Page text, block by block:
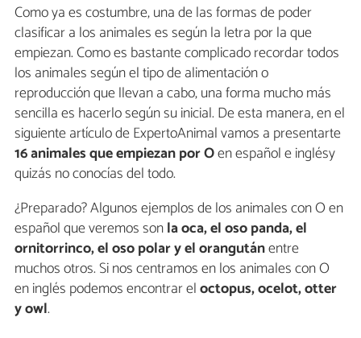
Como ya es costumbre, una de las formas de poder
clasificar a los animales es según la letra por la que
empiezan. Como es bastante complicado recordar todos
los animales según el tipo de alimentación o
reproducción que llevan a cabo, una forma mucho más
sencilla es hacerlo según su inicial. De esta manera, en el
siguiente artículo de ExpertoAnimal vamos a presentarte
16 animales que empiezan porOen español e inglésy
quizás no conocías del todo.
¿Preparado? Algunos ejemplos de los animales con O en
español que veremos sonla oca, el oso panda, el
ornitorrinco, el oso polar y el orangutánentre
muchos otros. Si nos centramos en los animales con O
en inglés podemos encontrar eloctopus, ocelot, otter
y owl.